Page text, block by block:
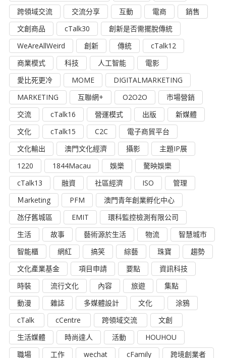
跨領域交流
交流分享 互動 電商
銷售
文創商品
cTalk30
創新是否需擺脫傳統
WeAreAllWeird
創新 傳統
cTalk12
商業模式
科技 人工智能
電影
愛比死更冷
MOME
DIGITALMARKETING
MARKETING
互聯網+ O2O2O
市場營銷
交流
cTalk16 營運模式 出版
新媒體
文化
cTalk15 C2C
電子商貿平台
文化輸出
澳門文化經濟 攝影
主題IP展
1220
1844Macau 娛樂
驁映娛樂
cTalk13
融資 社區經濟 ISO
管理
Ｍarketing
PFM
澳門青年創業孵化中心
氹仔舊城區
EMIT
環科監控檢測有限公司
生活
故事 藝術源於生活 物流
智慧城市
智能櫃
網紅 搞笑 綜藝 珠寶
趨勢
文化產業基金
項目申請 要點
資訊科技
時裝
流行文化 內容 旅遊
集點
動漫
雜誌 多媒體設計 文化
涂鴉
cTalk
cCentre 跨領域交流
文創
生活媒體
時尚達人 活動
HOUHOU
職場
工作 wechat cFamily
跨境創業者